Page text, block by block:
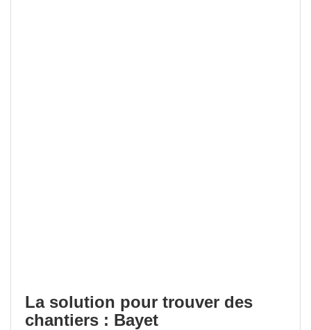
La solution pour trouver des
chantiers : Bayet